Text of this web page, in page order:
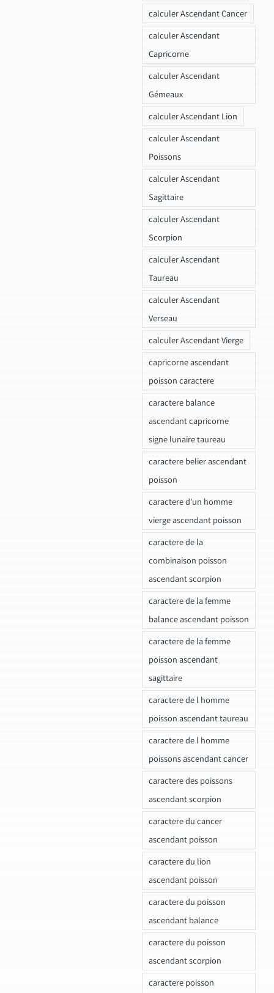
calculer Ascendant Cancer
calculer Ascendant
Capricorne
calculer Ascendant
Gémeaux
calculer Ascendant Lion
calculer Ascendant
Poissons
calculer Ascendant
Sagittaire
calculer Ascendant
Scorpion
calculer Ascendant
Taureau
calculer Ascendant
Verseau
calculer Ascendant Vierge
capricorne ascendant
poisson caractere
caractere balance
ascendant capricorne
signe lunaire taureau
caractere belier ascendant
poisson
caractere d'un homme
vierge ascendant poisson
caractere de la
combinaison poisson
ascendant scorpion
caractere de la femme
balance ascendant poisson
caractere de la femme
poisson ascendant
sagittaire
caractere de l homme
poisson ascendant taureau
caractere de l homme
poissons ascendant cancer
caractere des poissons
ascendant scorpion
caractere du cancer
ascendant poisson
caractere du lion
ascendant poisson
caractere du poisson
ascendant balance
caractere du poisson
ascendant scorpion
caractere poisson